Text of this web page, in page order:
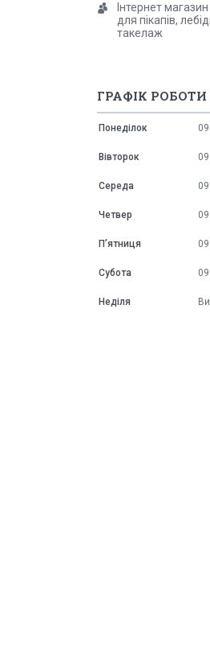
Інтернет
для пікапів,
такелаж
ГРАФІК РОБОТИ
Понеділок
Вівторок
Середа
Четвер
Пʼятниця
Субота
Неділя